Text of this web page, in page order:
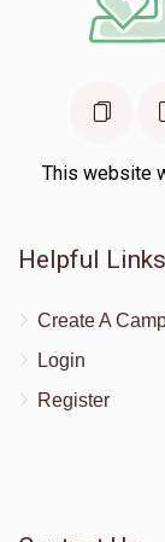
This website
Helpful Links
Create A
Login
Register